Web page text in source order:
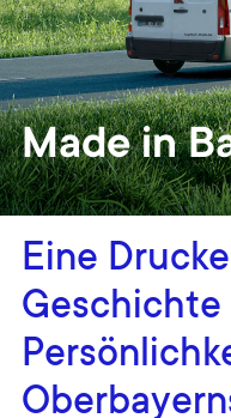
Made in
Eine
Geschichte